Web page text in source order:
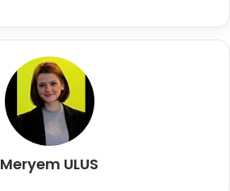
Meryem ULUS